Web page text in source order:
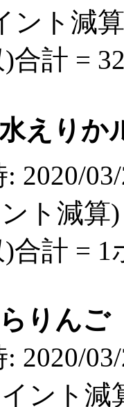
ント減
計 =
えりか
2020/
ト減算)
計 = 1
りんご
2020/
ント減